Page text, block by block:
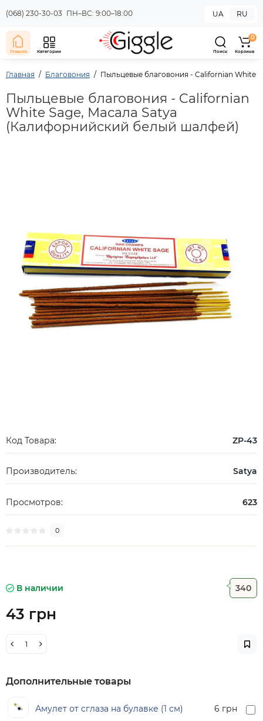
(068) 230-30-03 ПН–ВС: 9:00–18:00 UA RU
Главная Категории Поиск
0
Корзина
Главная Благовония Пыльцевые благовония - Californian White
Пыльцевые благовония - Californian
White Sage, Масала Satya
(Калифорнийский белый шалфей)
Код Товара: ZP-43
Производитель: Satya
Просмотров: 623
0
В наличии 340
43 грн
Дополнительные товары
Амулет от сглаза на булавке (1 см) 6 грн